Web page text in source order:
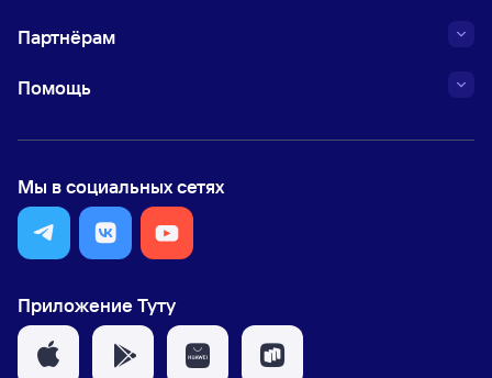
Партнёрам
Помощь
Мы в социальных сетях
Приложение Туту